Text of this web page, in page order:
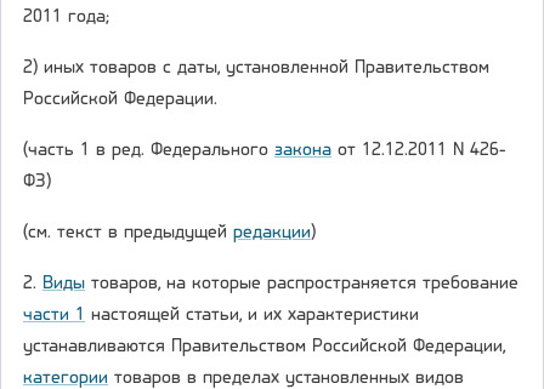
2011 года;
2) иных товаров с даты, установленной Правительством
Российской Федерации.
(часть 1 в ред. Федерального закона от 12.12.2011 N 426-
ФЗ)
(см. текст в предыдущей редакции)
2. Виды товаров, на которые распространяется требование
части 1 настоящей статьи, и их характеристики
устанавливаются Правительством Российской Федерации,
категории товаров в пределах установленных видов